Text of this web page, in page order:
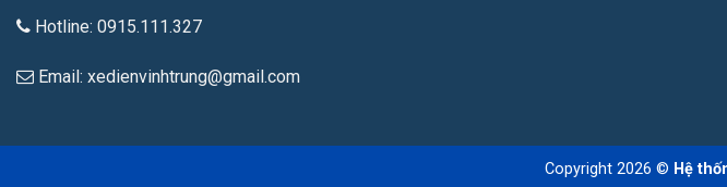
Hotline: 0915.111.327
Email: xedienvinhtrung@gmail.com
Copyright 2026 © Hệ